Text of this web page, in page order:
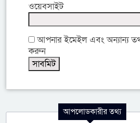
ওয়েবসাইট
আপনার ইমেইল এবং অন্যান্য
করুন
আপলোডকারীর তথ্য